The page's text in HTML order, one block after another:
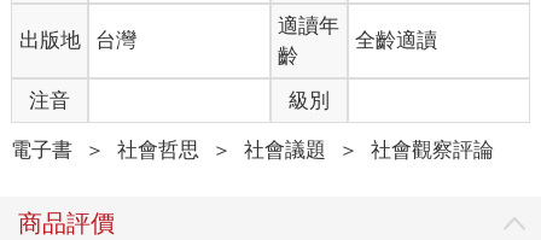
間（拜託，現在是平日下午三點耶），而且，貴婦好像都對陽光
過敏，清一色戴著粗框墨鏡，藏住眼睛。有位貴婦提著香奈兒購
物袋，我假裝不經意往裡頭看了看，不管袋子裡面裝了什麼，我
都想要。這些貴婦隨便一枚鑽石耳環的錢，都比我所有戶頭的財
產加起來還多。
前面傳來一陣笑聲，一群保母擠在隊伍最前頭，我很好奇是在笑
出版地 台灣
適讀年
齡
全齡適讀
注音 級別
電子書 ＞ 社會哲思 ＞ 社會議題 ＞ 社會觀察評論
商品評價